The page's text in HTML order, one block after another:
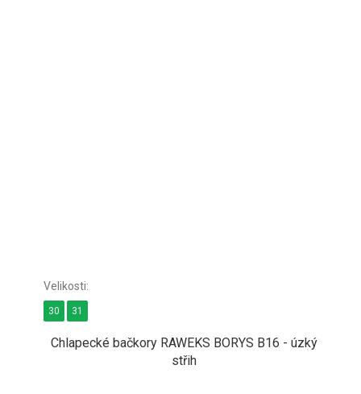
Chlapecké bačkory RAWEKS BORYS B16 - úzký
střih
30 31